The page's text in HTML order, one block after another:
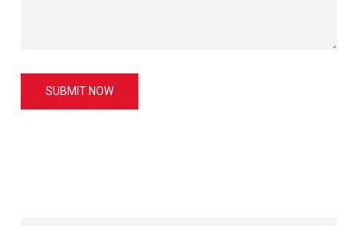
SUBMIT NOW